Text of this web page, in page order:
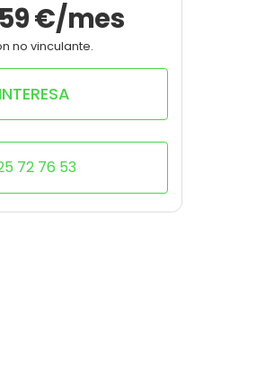
€/mes
no vinculante.
72 76 53